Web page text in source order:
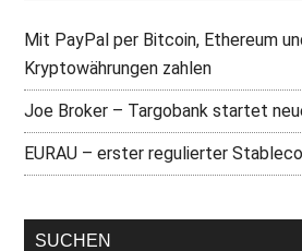
Mit PayPal per Bitcoin, Ethereum
Kryptowährungen zahlen
Joe Broker – Targobank startet
EURAU – erster regulierter
SUCHEN